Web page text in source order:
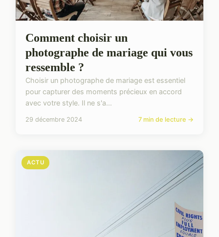
Comment choisir un
photographe de mariage qui vous
ressemble ?
Choisir un photographe de mariage est essentiel
pour capturer des moments précieux en accord
avec votre style. Il ne s'a...
29 décembre 2024 7 min de lecture →
ACTU